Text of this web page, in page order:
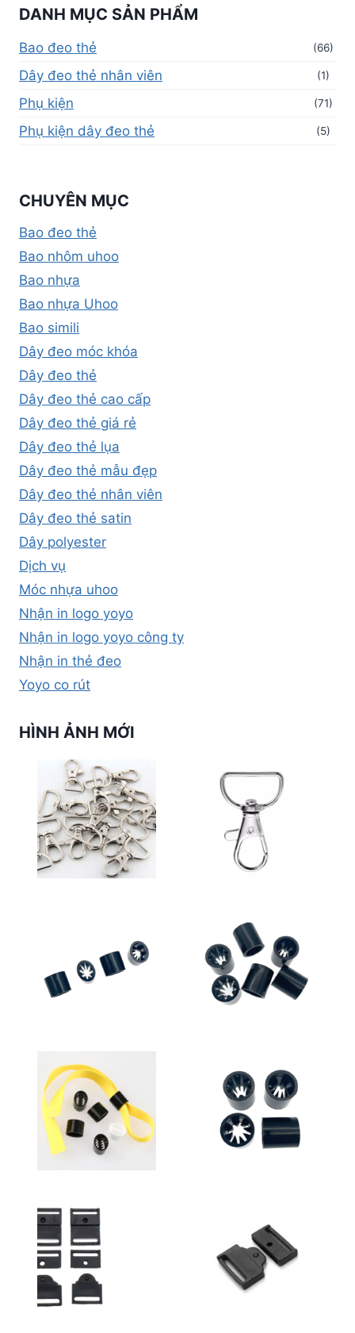
DANH MỤC SẢN PHẨM
Bao đeo thẻ (66)
Dây đeo thẻ nhân viên (1)
Phụ kiện (71)
Phụ kiện dây đeo thẻ (5)
CHUYÊN MỤC
Bao đeo thẻ
Bao nhôm uhoo
Bao nhựa
Bao nhựa Uhoo
Bao simili
Dây đeo móc khóa
Dây đeo thẻ
Dây đeo thẻ cao cấp
Dây đeo thẻ giá rẻ
Dây đeo thẻ lụa
Dây đeo thẻ mẫu đẹp
Dây đeo thẻ nhân viên
Dây đeo thẻ satin
Dây polyester
Dịch vụ
Móc nhựa uhoo
Nhận in logo yoyo
Nhận in logo yoyo công ty
Nhận in thẻ đeo
Yoyo co rút
HÌNH ẢNH MỚI